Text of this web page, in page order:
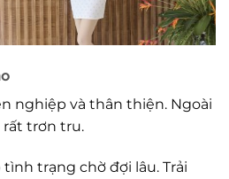
nghiệp và thân thiện. Ngoài
rất trơn tru.
trạng chờ đợi lâu. Trải